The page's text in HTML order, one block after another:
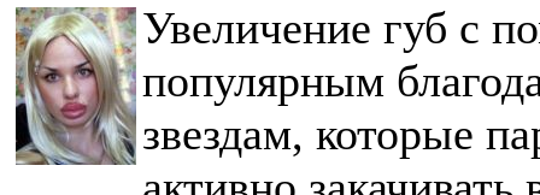
Увеличение губ с
популярным
звездам, которые